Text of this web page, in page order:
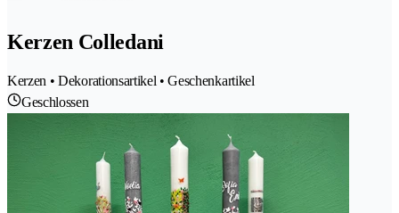
Kerzen Colledani
Kerzen • Dekorationsartikel • Geschenkartikel
Geschlossen